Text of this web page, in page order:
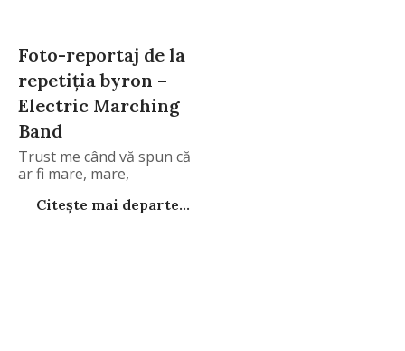
Foto-reportaj de la
repetiţia byron –
Electric Marching
Band
Trust me când vă spun că
ar fi mare, mare,
Citește mai departe...